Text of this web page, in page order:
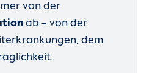
von der
ab – von der
dem